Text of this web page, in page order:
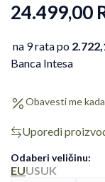
24.499,00
na 9 rata po
Banca Intesa
Obavesti me
Uporedi
Odaberi veličinu:
EUUSUK